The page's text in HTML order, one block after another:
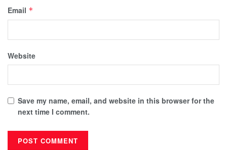
Email *
Website
Save my name, email, and website in this browser for the
next time I comment.